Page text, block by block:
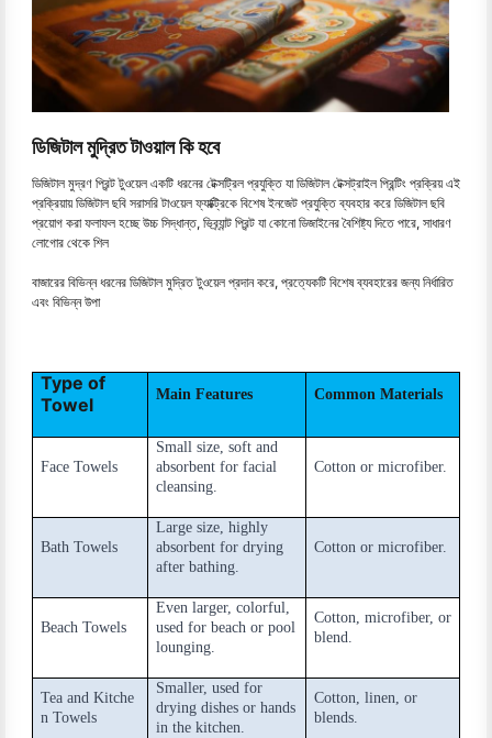
ডিজিটাল মুদ্রিত টাওয়াল কি হবে
ডিজিটাল মুদ্রণ প্রিন্ট টুওয়েল একটি ধরনের টেক্সট্রিল প্রযুক্তি যা ডিজিটাল টেক্সট্রাইল প্রিন্টিং প্রক্রিয় এই
প্রক্রিয়ায় ডিজিটাল ছবি সরাসরি টাওয়েল ফ্যাক্ট্রিকে বিশেষ ইনজেট প্রযুক্তি ব্যবহার করে ডিজিটাল ছবি
প্রয়োগ করা ফলাফল হচ্ছে উচ্চ সিদ্ধান্ত, ভিব্র্যান্ট প্রিন্ট যা কোনো ডিজাইনের বৈশিষ্ট্য দিতে পারে, সাধারণ
লোগোর থেকে শিল
বাজারের বিভিন্ন ধরনের ডিজিটাল মুদ্রিত টুওয়েল প্রদান করে, প্রত্যেকটি বিশেষ ব্যবহারের জন্য নির্ধারিত
এবং বিভিন্ন উপা
Type of
Towel
Main Features Common Materials
Face Towels
Small size, soft and
absorbent for facial
cleansing.
Cotton or microfiber.
Bath Towels
Large size, highly
absorbent for drying
after bathing.
Cotton or microfiber.
Beach Towels
Even larger, colorful,
used for beach or pool
lounging.
Cotton, microfiber, or
blend.
Tea and Kitche
n Towels
Smaller, used for
drying dishes or hands
in the kitchen.
Cotton, linen, or
blends.